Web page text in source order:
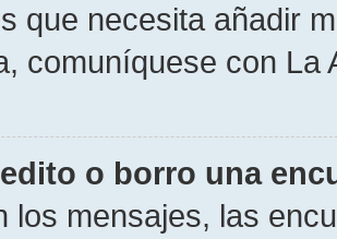
que necesita añadir
comuníquese con La
o borro una
los mensajes, las